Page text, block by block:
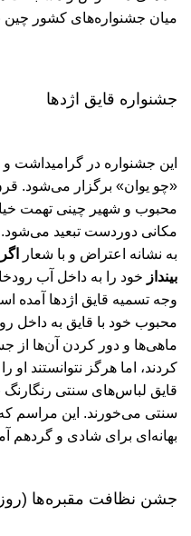
میان جشنواره‌های کشور چین
جشنواره قایق اژدها
این جشنواره در گرامیداشت
«چو یوان» برگزار می‌شود.
محبوب و شهیر چینی تهمت
مکانی دوردست تبعید می‌شود.
به نشانه اعتراض و با شعار
بینداز خود را به داخل آب
وجه ‌تسمیه قایق اژدها آمده
محبوب خود با قایق به داخل
ماهی‌ها و دور کردن آن‌ها از
کردند، اما هرگز نتوانستند
قایق لباس‌های سنتی رنگارنگ
سنتی می‌خورند. این مراسم
بهانه‌ای برای شادی و گردهم
جشن نظافت مقبره‌ها